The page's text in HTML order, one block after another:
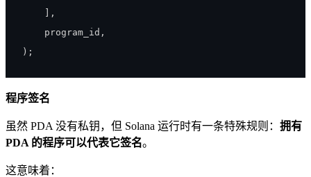
,
    program_id
,
) ;
程序签名
虽然 PDA 没有私钥，但 Solana 运行时有一条特殊规则： 拥有
PDA 的程序可以代表它签名。
这意味着：